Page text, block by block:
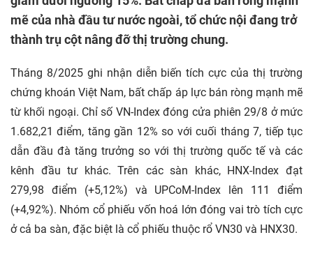
mẽ của nhà đầu tư nước ngoài, tổ chức nội đang trở
thành trụ cột nâng đỡ thị trường chung.
Tháng 8/2025 ghi nhận diễn biến tích cực của thị trường
chứng khoán Việt Nam, bất chấp áp lực bán ròng mạnh mẽ
từ khối ngoại. Chỉ số VN-Index đóng cửa phiên 29/8 ở mức
1.682,21 điểm, tăng gần 12% so với cuối tháng 7, tiếp tục
dẫn đầu đà tăng trưởng so với thị trường quốc tế và các
kênh đầu tư khác. Trên các sàn khác, HNX-Index đạt
279,98 điểm (+5,12%) và UPCoM-Index lên 111 điểm
(+4,92%). Nhóm cổ phiếu vốn hoá lớn đóng vai trò tích cực
ở cả ba sàn, đặc biệt là cổ phiếu thuộc rổ VN30 và HNX30.